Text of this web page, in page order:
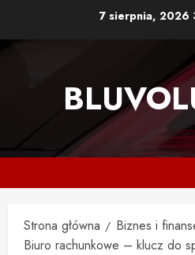
7 sierpnia, 2026
Strona główna
Biznes i
Biuro rachunkowe – klucz do